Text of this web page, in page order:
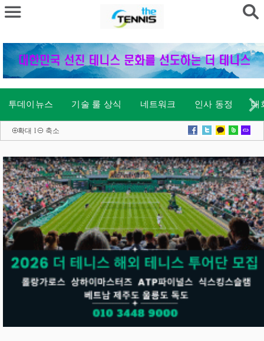
투데이뉴스 기술 룰 상식 네트워크 인사 동정 대
확대 l 축소